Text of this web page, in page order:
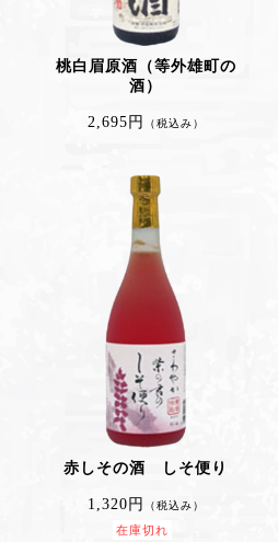
桃白眉原酒（等外雄町の
酒）
2,695円 （税込み）
赤しその酒 しそ便り
1,320円 （税込み）
在庫切れ